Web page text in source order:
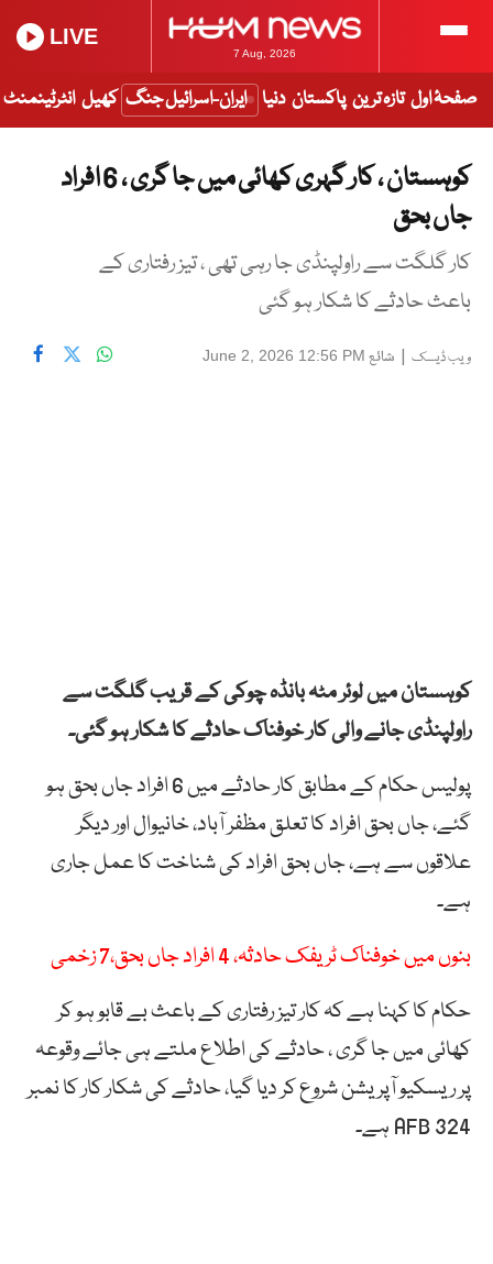
7 Aug, 2026
LIVE
صفحۂ اول تازہ ترین پاکستان دنیا ایران-اسرائیل جنگ کھیل انٹرٹینمنٹ
کوہستان ، کار گہری کھائی میں جا گری ، 6 افراد
جاں بحق
کار گلگت سے راولپنڈی جا رہی تھی ، تیز رفتاری کے
باعث حادثے کا شکار ہو گئی
ویب ڈیسک | شائع June 2, 2026 12:56 PM
کوہستان میں لوئر مٹہ بانڈہ چوکی کے قریب گلگت سے
راولپنڈی جانے والی کار خوفناک حادثے کا شکار ہو گئی۔
پولیس حکام کے مطابق کار حادثے میں 6 افراد جاں بحق ہو
گئے، جاں بحق افراد کا تعلق مظفر آباد، خانیوال اور دیگر
علاقوں سے ہے، جاں بحق افراد کی شناخت کا عمل جاری
ہے۔
بنوں میں خوفناک ٹریفک حادثہ، 4 افراد جاں بحق،7 زخمی
حکام کا کہنا ہے کہ کار تیز رفتاری کے باعث بے قابو ہو کر
کھائی میں جا گری ، حادثے کی اطلاع ملتے ہی جائے وقوعہ
پر ریسکیو آپریشن شروع کر دیا گیا، حادثے کی شکار کار کا نمبر
AFB 324 ہے۔